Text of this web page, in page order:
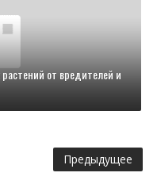
от вредителей и
Предыдущее